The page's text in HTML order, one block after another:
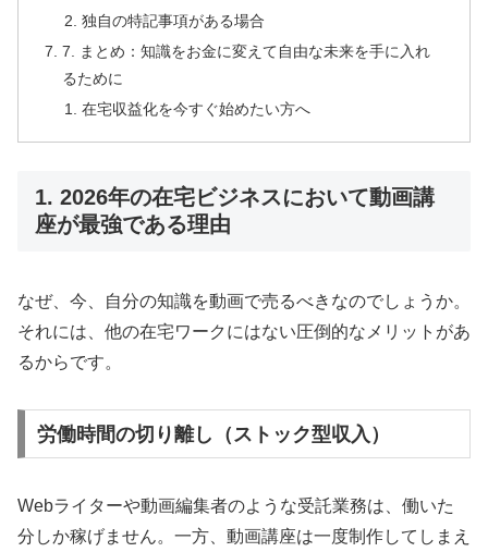
独自の特記事項がある場合
7. まとめ：知識をお金に変えて自由な未来を手に入れ
るために
在宅収益化を今すぐ始めたい方へ
1. 2026年の在宅ビジネスにおいて動画講
座が最強である理由
なぜ、今、自分の知識を動画で売るべきなのでしょうか。
それには、他の在宅ワークにはない圧倒的なメリットがあ
るからです。
労働時間の切り離し（ストック型収入）
Webライターや動画編集者のような受託業務は、働いた
分しか稼げません。一方、動画講座は一度制作してしまえ